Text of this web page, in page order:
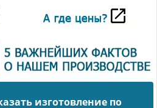
изготовление по